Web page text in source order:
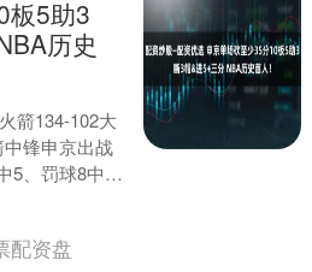
板5助3
历史
箭134-102大
锋申京出战
5、罚球8中7
攻....
配资盘